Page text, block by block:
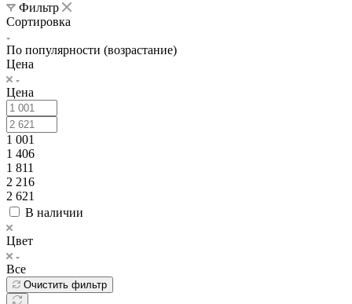
Фильтр
Сортировка
По популярности (возрастание)
Цена
Цена
1 001
1 406
1 811
2 216
2 621
В наличии
Цвет
Все
Очистить фильтр